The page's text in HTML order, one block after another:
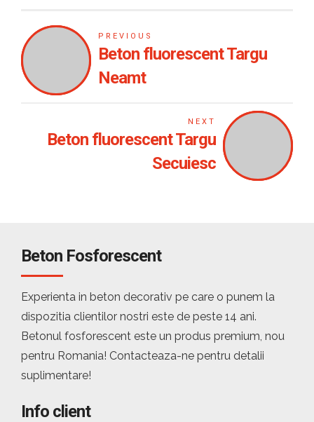
PREVIOUS
Beton fluorescent Targu
Neamt
NEXT
Beton fluorescent Targu
Secuiesc
Beton Fosforescent
Experienta in beton decorativ pe care o punem la
dispozitia clientilor nostri este de peste 14 ani.
Betonul fosforescent este un produs premium, nou
pentru Romania! Contacteaza-ne pentru detalii
suplimentare!
Info client